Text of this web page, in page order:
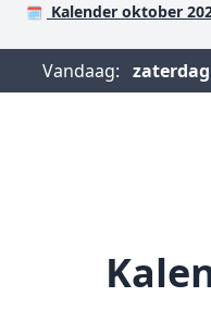
🗓️ Kalender oktober
Vandaag: zaterdag